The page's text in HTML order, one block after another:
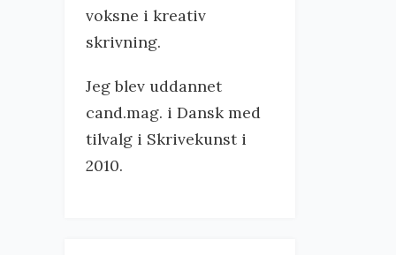
voksne i kreativ
skrivning.
Jeg blev uddannet
cand.mag. i Dansk med
tilvalg i Skrivekunst i
2010.